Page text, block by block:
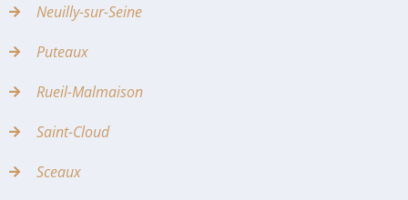
Neuilly-sur-Seine
Puteaux
Rueil-Malmaison
Saint-Cloud
Sceaux